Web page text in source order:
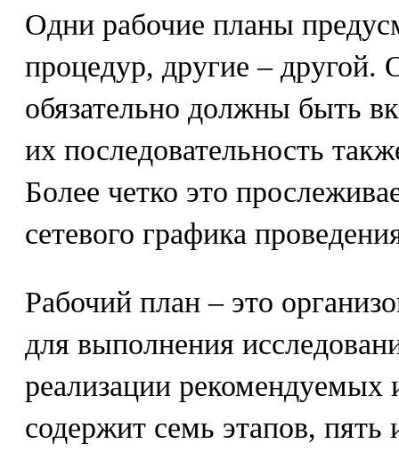
Одни рабочие планы
процедур, другие –
обязательно должны быть
их последовательность
Более четко это
сетевого графика
Рабочий план – это
для выполнения
реализации рекомендуемых
содержит семь этапов,